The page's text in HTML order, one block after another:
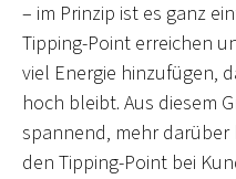
– im Prinzip ist es ganz
Tipping-Point erreichen
viel Energie hinzufügen,
hoch bleibt. Aus diesem
spannend, mehr darüber
den Tipping-Point bei